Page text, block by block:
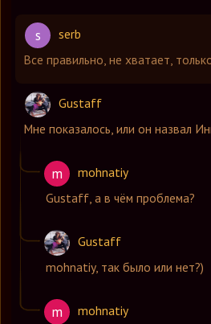
s
serb
Все правильно, не хватает,
Gustaff
Мне показалось, или он назвал
m
mohnatiy
Gustaff, а в чём проблема?
Gustaff
mohnatiy, так было или нет?)
m
mohnatiy